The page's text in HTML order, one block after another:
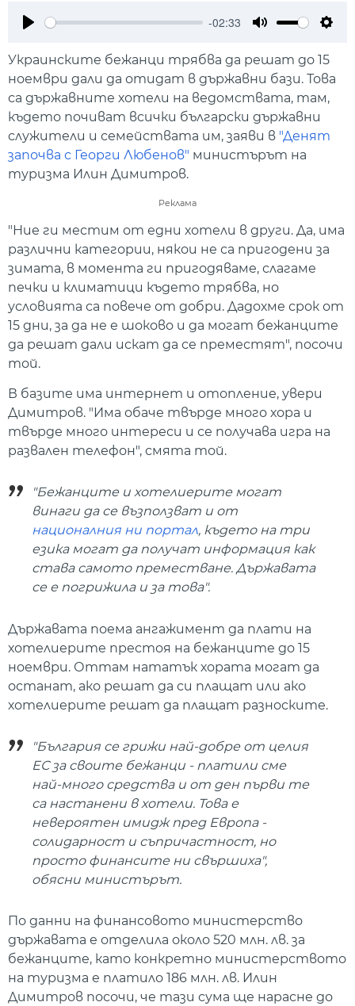
-02:33
Украинските бежанци трябва да решат до 15
ноември дали да отидат в държавни бази. Това
са държавните хотели на ведомствата, там,
където почиват всички български държавни
служители и семействата им, заяви в "Денят
започва с Георги Любенов" министърът на
туризма Илин Димитров.
Реклама
"Ние ги местим от едни хотели в други. Да, има
различни категории, някои не са пригодени за
зимата, в момента ги пригодяваме, слагаме
печки и климатици където трябва, но
условията са повече от добри. Дадохме срок от
15 дни, за да не е шоково и да могат бежанците
да решат дали искат да се преместят", посочи
той.
В базите има интернет и отопление, увери
Димитров. "Има обаче твърде много хора и
твърде много интереси и се получава игра на
развален телефон", смята той.
"Бежанците и хотелиерите могат
винаги да се възползват и от
националния ни портал, където на три
езика могат да получат информация как
става самото преместване. Държавата
се е погрижила и за това".
Държавата поема ангажимент да плати на
хотелиерите престоя на бежанците до 15
ноември. Оттам нататък хората могат да
останат, ако решат да си плащат или ако
хотелиерите решат да плащат разноските.
"България се грижи най-добре от целия
ЕС за своите бежанци - платили сме
най-много средства и от ден първи те
са настанени в хотели. Това е
невероятен имидж пред Европа -
солидарност и съпричастност, но
просто финансите ни свършиха",
обясни министърът.
По данни на финансовото министерство
държавата е отделила около 520 млн. лв. за
бежанците, като конкретно министерството
на туризма е платило 186 млн. лв. Илин
Димитров посочи, че тази сума ще нарасне до